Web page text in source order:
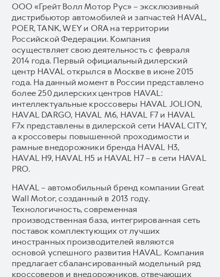
ООО «Грейт Волл Мотор Рус» – эксклюзивный
дистрибьютор автомобилей и запчастей HAVAL,
POER, TANK, WEY и ORA на территории
Российской Федерации. Компания
осуществляет свою деятельность с февраля
2014 года. Первый официальный дилерский
центр HAVAL открылся в Москве в июне 2015
года. На данный момент в России представлено
более 250 дилерских центров HAVAL:
интеллектуальные кроссоверы HAVAL JOLION,
HAVAL DARGO, HAVAL М6, HAVAL F7 и HAVAL
F7x представлены в дилерской сети HAVAL CITY,
а кроссоверы повышенной проходимости и
рамные внедорожники бренда HAVAL H3,
HAVAL H9, HAVAL H5 и HAVAL H7 – в сети HAVAL
PRO.
HAVAL – автомобильный бренд компании Great
Wall Motor, созданный в 2013 году.
Технологичность, современная
производственная база, интегрированная сеть
поставок комплектующих от лучших
иностранных производителей являются
основой успешного развития HAVAL. Компания
предлагает сбалансированный модельный ряд
кроссоверов и внедорожников, отвечающих